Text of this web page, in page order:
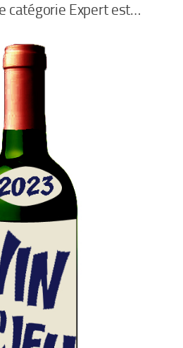
catégorie Expert est…